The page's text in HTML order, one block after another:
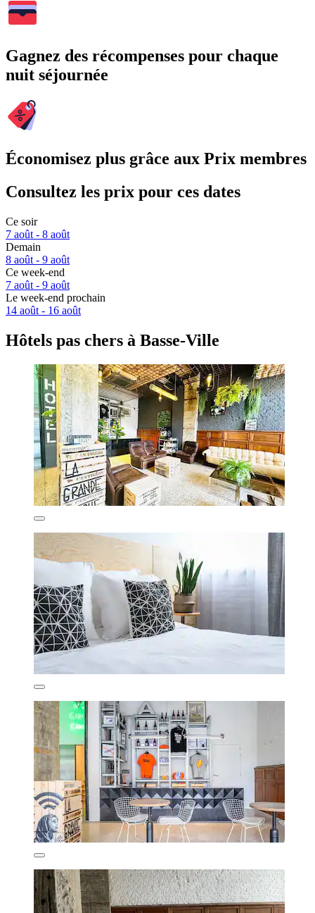
Gagnez des récompenses pour chaque
nuit séjournée
Économisez plus grâce aux Prix membres
Consultez les prix pour ces dates
Ce soir
7 août - 8 août
Demain
8 août - 9 août
Ce week-end
7 août - 9 août
Le week-end prochain
14 août - 16 août
Hôtels pas chers à Basse-Ville